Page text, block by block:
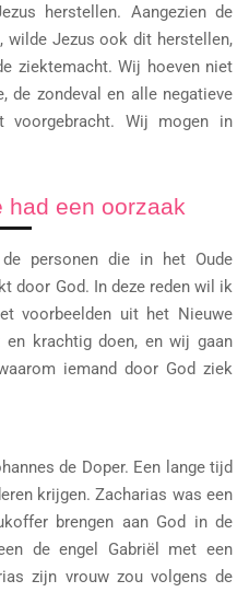
herstellen. Aangezien de
wilde Jezus ook dit herstellen,
ziektemacht. Wij hoeven niet
de zondeval en alle negatieve
voorgebracht. Wij mogen in
had een oorzaak
personen die in het Oude
door God. In deze reden wil ik
voorbeelden uit het Nieuwe
krachtig doen, en wij gaan
iemand door God ziek
de Doper. Een lange tijd
krijgen. Zacharias was een
brengen aan God in de
de engel Gabriël met een
zijn vrouw zou volgens de